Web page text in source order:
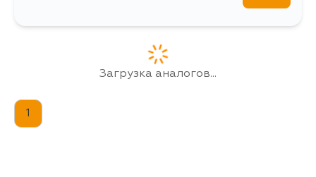
Загрузка аналогов...
1